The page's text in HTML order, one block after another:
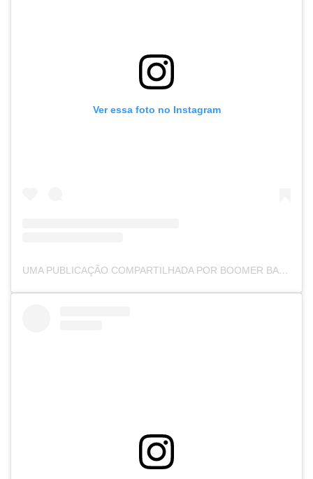
Ver essa foto no Instagram
UMA PUBLICAÇÃO COMPARTILHADA POR BOOMER BANKS (@BACONLVR)